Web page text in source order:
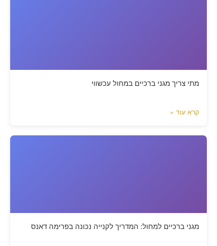
מתי צריך מגני ברכיים במחול עכשווי
קרא עוד »
מגני ברכיים למחול: המדריך לקנייה נכונה בפרימה דאנס